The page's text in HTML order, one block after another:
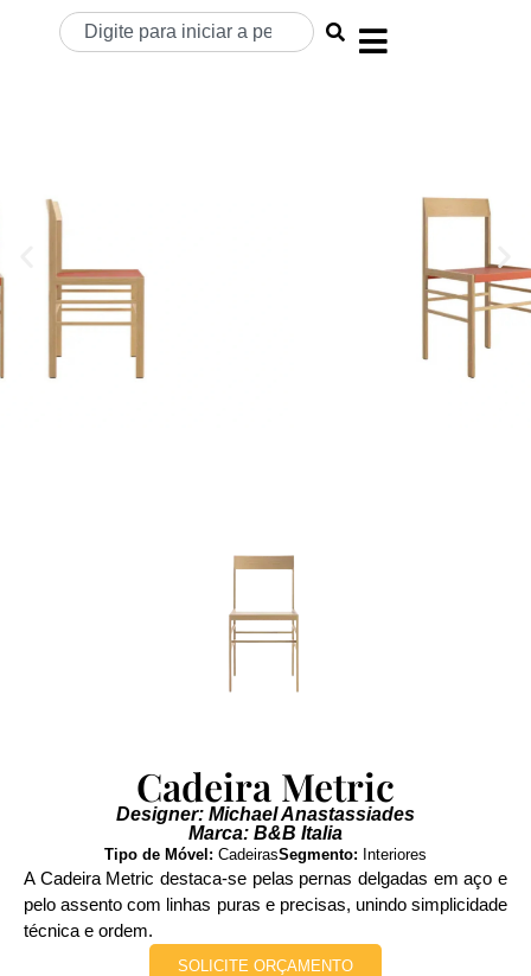
Cadeira Metric
Designer: Michael Anastassiades
Marca: B&B Italia
Tipo de Móvel: CadeirasSegmento: Interiores
A Cadeira Metric destaca-se pelas pernas delgadas em aço e
pelo assento com linhas puras e precisas, unindo simplicidade
técnica e ordem.
SOLICITE ORÇAMENTO